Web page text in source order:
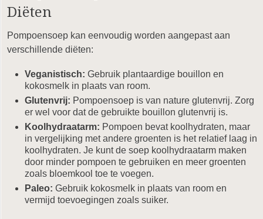
Diëten
Pompoensoep kan eenvoudig worden aangepast aan
verschillende diëten:
Veganistisch: Gebruik plantaardige bouillon en
kokosmelk in plaats van room.
Glutenvrij: Pompoensoep is van nature glutenvrij. Zorg
er wel voor dat de gebruikte bouillon glutenvrij is.
Koolhydraatarm: Pompoen bevat koolhydraten, maar
in vergelijking met andere groenten is het relatief laag in
koolhydraten. Je kunt de soep koolhydraatarm maken
door minder pompoen te gebruiken en meer groenten
zoals bloemkool toe te voegen.
Paleo: Gebruik kokosmelk in plaats van room en
vermijd toevoegingen zoals suiker.